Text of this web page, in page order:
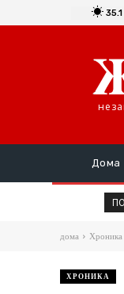
35.1
Дома
дома Хроника
ХРОНИКА